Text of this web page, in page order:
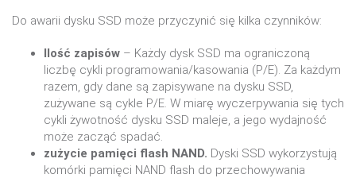
Do awarii dysku SSD może przyczynić się kilka czynników:
Ilość zapisów – Każdy dysk SSD ma ograniczoną
liczbę cykli programowania/kasowania (P/E). Za każdym
razem, gdy dane są zapisywane na dysku SSD,
zużywane są cykle P/E. W miarę wyczerpywania się tych
cykli żywotność dysku SSD maleje, a jego wydajność
może zacząć spadać.
zużycie pamięci flash NAND. Dyski SSD wykorzystują
komórki pamięci NAND flash do przechowywania